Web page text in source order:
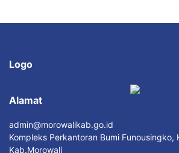
Logo
Alamat
admin@morowalikab.go.id
Kompleks Perkantoran Bumi Funousingko,
Kab.Morowali